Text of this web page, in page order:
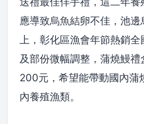
應導致烏魚結卵不佳，池
上，彰化區漁會年節熱銷
及部份微幅調整，蒲燒鰻
200元，希望能帶動國內蒲
內養殖漁類。